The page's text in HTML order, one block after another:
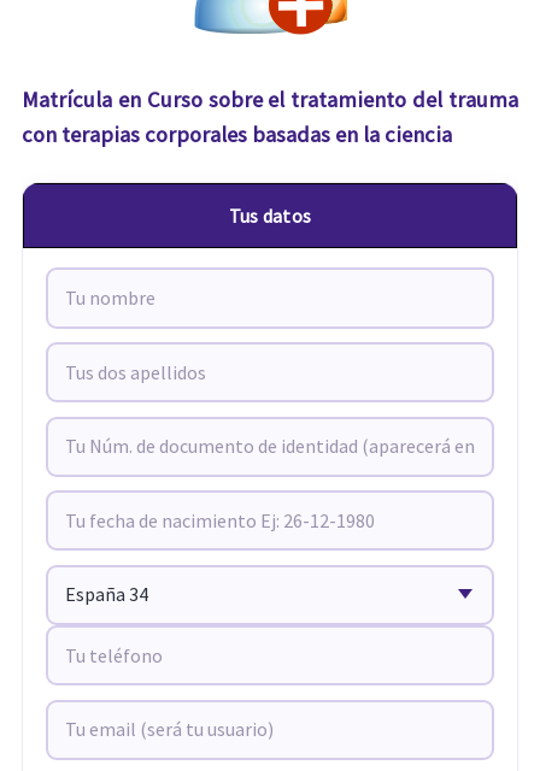
Matrícula en Curso sobre el tratamiento del trauma
con terapias corporales basadas en la ciencia
Tus datos